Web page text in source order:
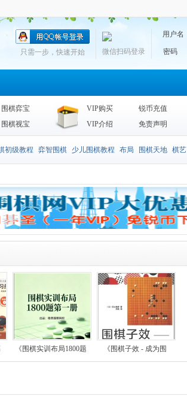
用户名
密码
微信扫码登录
只需一步，快速开始
围棋弈宝
围棋视宝
VIP购买 锐币充值
VIP介绍
免责声明
初级教程 弈智围棋 少儿围棋教程 布局 围棋天地 棋艺
《围棋实训布局1800题 《围棋子效 - 成为围